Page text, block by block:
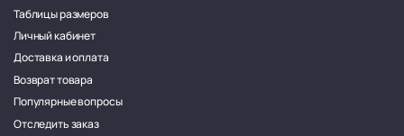
Таблицы размеров
Личный кабинет
Доставка и оплата
Возврат товара
Популярные вопросы
Отследить заказ